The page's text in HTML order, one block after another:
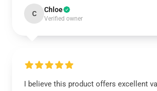
C Chloe
Verified owner
I believe this product offers excellent